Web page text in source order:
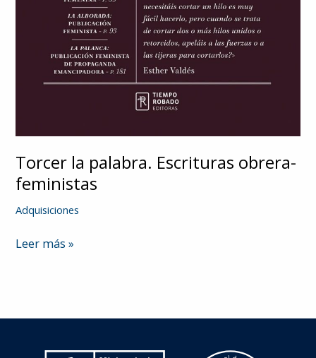
Torcer la palabra. Escrituras obrera-
feministas
Adquisiciones
Torcer
Leer más »